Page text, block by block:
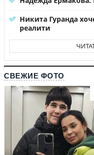
Никита Гуранда
реалити
СВЕЖИЕ ФОТО